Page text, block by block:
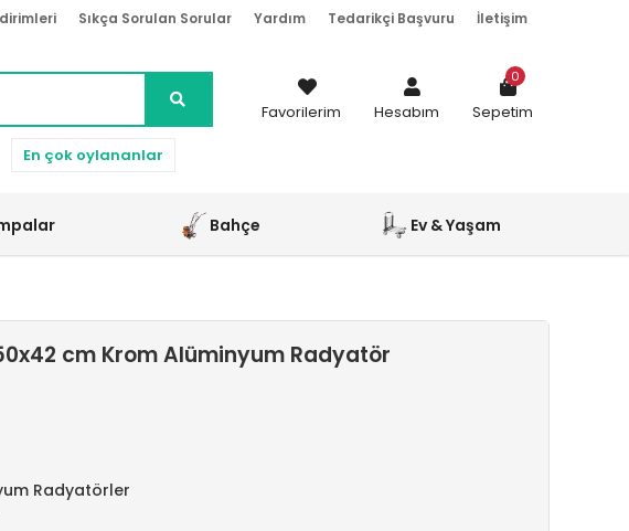
Sıkça Sorulan Sorular Yardım Tedarikçi Başvuru İletişim
En çok oylananlar
Favorilerim Hesabım Sepetim
0
Bahçe Ev & Yaşam
cm Krom Alüminyum Radyatör
Radyatörler